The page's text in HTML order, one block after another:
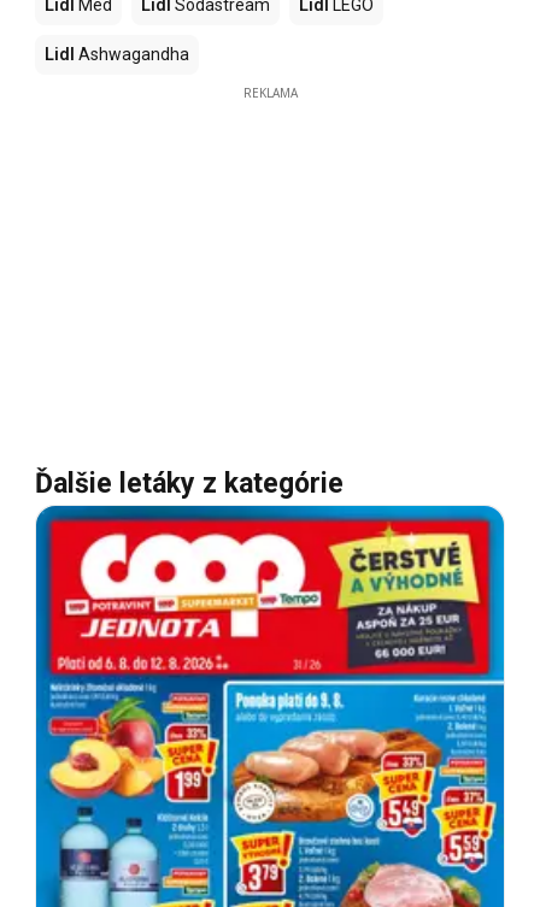
Lidl Med Lidl Sodastream Lidl LEGO
Lidl Ashwagandha
REKLAMA
Ďalšie letáky z kategórie